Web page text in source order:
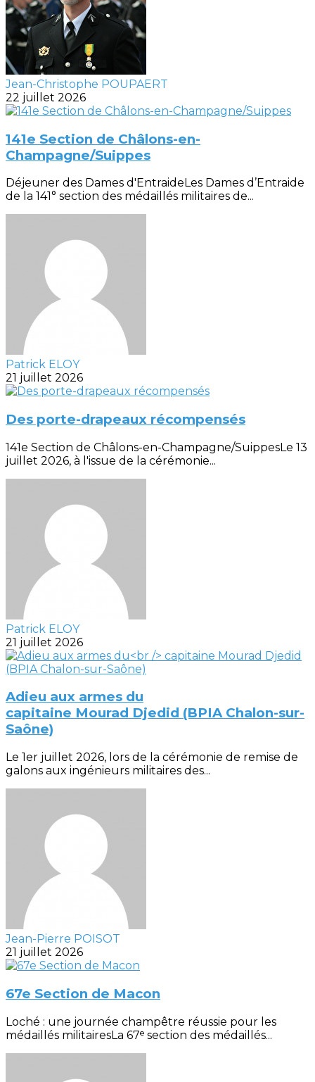
Jean-Christophe POUPAERT
22 juillet 2026
141e Section de Châlons-en-
Champagne/Suippes
Déjeuner des Dames d'EntraideLes Dames d’Entraide
de la 141° section des médaillés militaires de...
Patrick ELOY
21 juillet 2026
Des porte-drapeaux récompensés
141e Section de Châlons-en-Champagne/SuippesLe 13
juillet 2026, à l'issue de la cérémonie...
Patrick ELOY
21 juillet 2026
Adieu aux armes du
capitaine Mourad Djedid (BPIA Chalon-sur-
Saône)
Le 1er juillet 2026, lors de la cérémonie de remise de
galons aux ingénieurs militaires des...
Jean-Pierre POISOT
21 juillet 2026
67e Section de Macon
Loché : une journée champêtre réussie pour les
médaillés militairesLa 67ᵉ section des médaillés...